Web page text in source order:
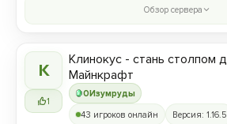
Обзор сервера
К
1
0Изумруды
Клинокус - стань столпом
Майнкрафт
43 игроков онлайн Версия: 1.16.5